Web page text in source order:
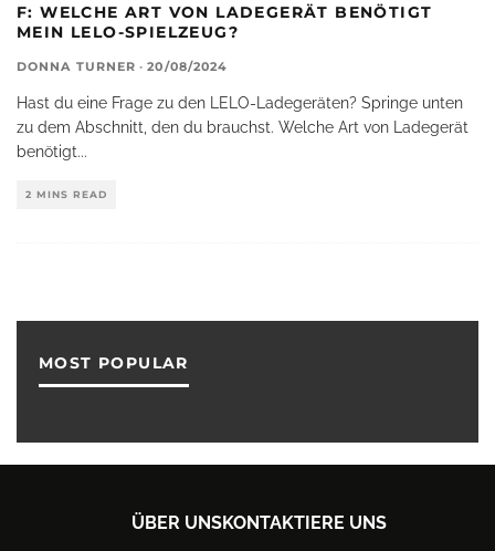
F: WELCHE ART VON LADEGERÄT BENÖTIGT
MEIN LELO-SPIELZEUG?
DONNA TURNER · 20/08/2024
Hast du eine Frage zu den LELO-Ladegeräten? Springe unten
zu dem Abschnitt, den du brauchst. Welche Art von Ladegerät
benötigt...
2 MINS READ
MOST POPULAR
ÜBER UNSKONTAKTIERE UNS